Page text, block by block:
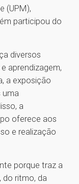
(UPM),
participou do
diversos
aprendizagem,
a exposição
uma
a
oferece aos
e realização
porque traz a
do ritmo, da